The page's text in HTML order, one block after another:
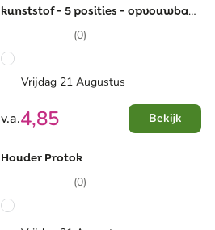
kunststof - 5 posities - opvouwbaar
(0)
Vrijdag 21 Augustus
v.a.4,85 Bekijk
Houder Protok
(0)